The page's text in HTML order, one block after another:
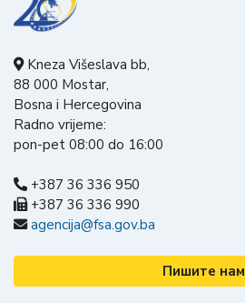
Kneza Višeslava bb,
88 000 Mostar,
Bosna i Hercegovina
Radno vrijeme:
pon-pet 08:00 do 16:00
+387 36 336 950
+387 36 336 990
agencija@fsa.gov.ba
Пишите нам